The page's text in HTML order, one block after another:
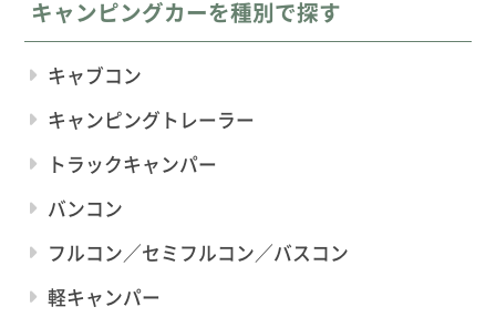
キャンピングカーを種別で探す
キャブコン
キャンピングトレーラー
トラックキャンパー
バンコン
フルコン／セミフルコン／バスコン
軽キャンパー